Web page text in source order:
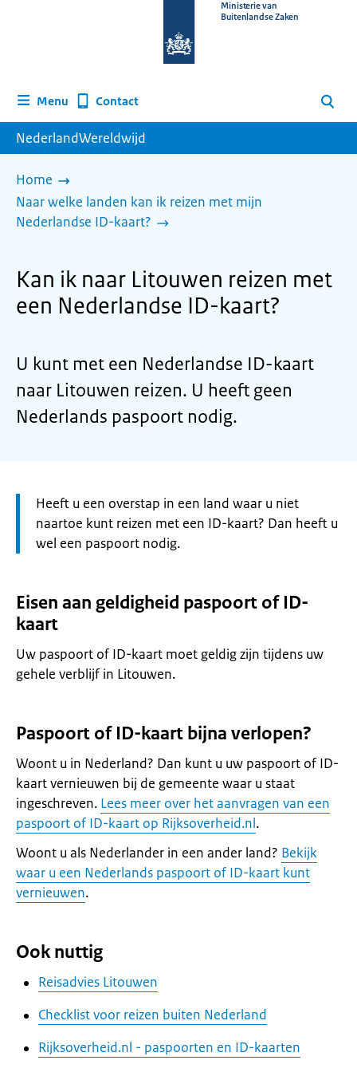
homepage
Ministerie van
Buitenlandse Zaken
Menu Contact Zoeken
NederlandWereldwijd
Home
Naar welke landen kan ik reizen met mijn
Nederlandse ID-kaart?
Kan ik naar Litouwen reizen met
een Nederlandse ID-kaart?
U kunt met een Nederlandse ID-kaart
naar Litouwen reizen. U heeft geen
Nederlands paspoort nodig.
Let
op:
Heeft u een overstap in een land waar u niet
naartoe kunt reizen met een ID-kaart? Dan heeft u
wel een paspoort nodig.
Eisen aan geldigheid paspoort of ID-
kaart
Uw paspoort of ID-kaart moet geldig zijn tijdens uw
gehele verblijf in Litouwen.
Paspoort of ID-kaart bijna verlopen?
Woont u in Nederland? Dan kunt u uw paspoort of ID-
kaart vernieuwen bij de gemeente waar u staat
ingeschreven. Lees meer over het aanvragen van een
paspoort of ID-kaart op Rijksoverheid.nl.
Woont u als Nederlander in een ander land? Bekijk
waar u een Nederlands paspoort of ID-kaart kunt
vernieuwen.
Ook nuttig
Reisadvies Litouwen
Checklist voor reizen buiten Nederland
Rijksoverheid.nl - paspoorten en ID-kaarten